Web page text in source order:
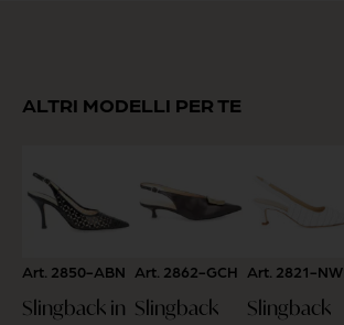
ALTRI MODELLI PER TE
Art. 2850-ABN
Slingback in
Art. 2862-GCH
Slingback
Art. 2821-
Slingback